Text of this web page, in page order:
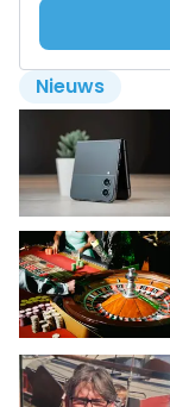
Nieuws
Lees ook